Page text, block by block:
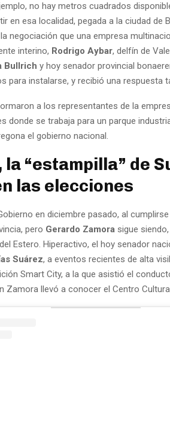
no hay metros cuadrados
en esa localidad, pegada a la ciudad de
negociación que una empresa
interino, Rodrigo Aybar, delfín de
Bullrich y hoy senador provincial
para instalarse, y recibió una respuesta
a los representantes de la
donde se trabaja para un parque
el gobierno nacional.
la “estampilla” de
las elecciones
en diciembre pasado, al
pero Gerardo Zamora sigue
Estero. Hiperactivo, el hoy senador
Suárez, a eventos recientes de alta
Smart City, a la que asistió el
Zamora llevó a conocer el Centro